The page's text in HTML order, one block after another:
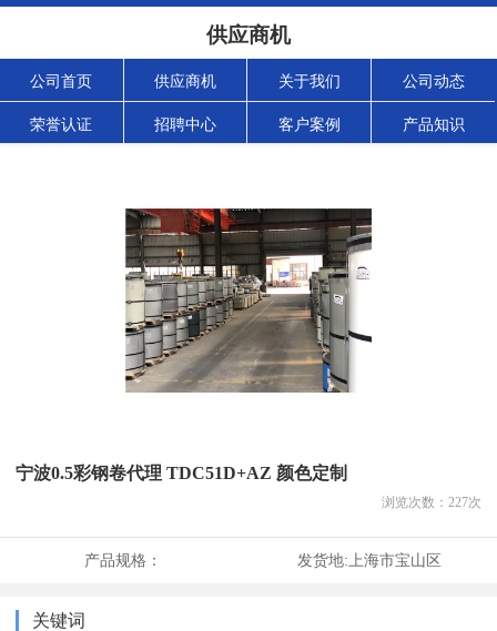
供应商机
公司首页 供应商机 关于我们 公司动态
荣誉认证 招聘中心 客户案例 产品知识
宁波0.5彩钢卷代理 TDC51D+AZ 颜色定制
浏览次数： 227次
产品规格： 发货地: 上海市宝山区
关键词